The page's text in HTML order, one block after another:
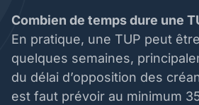
Combien de temps dure une
En pratique, une TUP peut
quelques semaines,
du délai d’opposition des
est faut prévoir au minimum